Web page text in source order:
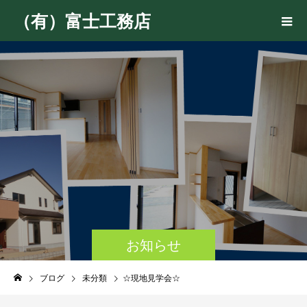
（有）富士工務店
お知らせ
ブログ 未分類 ☆現地見学会☆